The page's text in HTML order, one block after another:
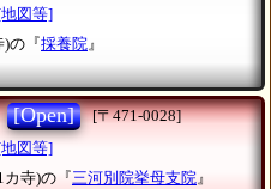
図等]
)の『採養院』
[Open]
[〒471-0028]
図等]
カ寺)の『三河別院挙母支院』